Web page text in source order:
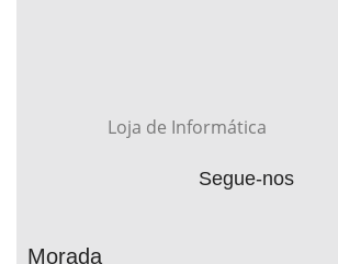
Loja de Informática
Segue-nos
Morada